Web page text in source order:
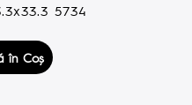
FLOWERS BROWN 5x50
Adaugă în Coş